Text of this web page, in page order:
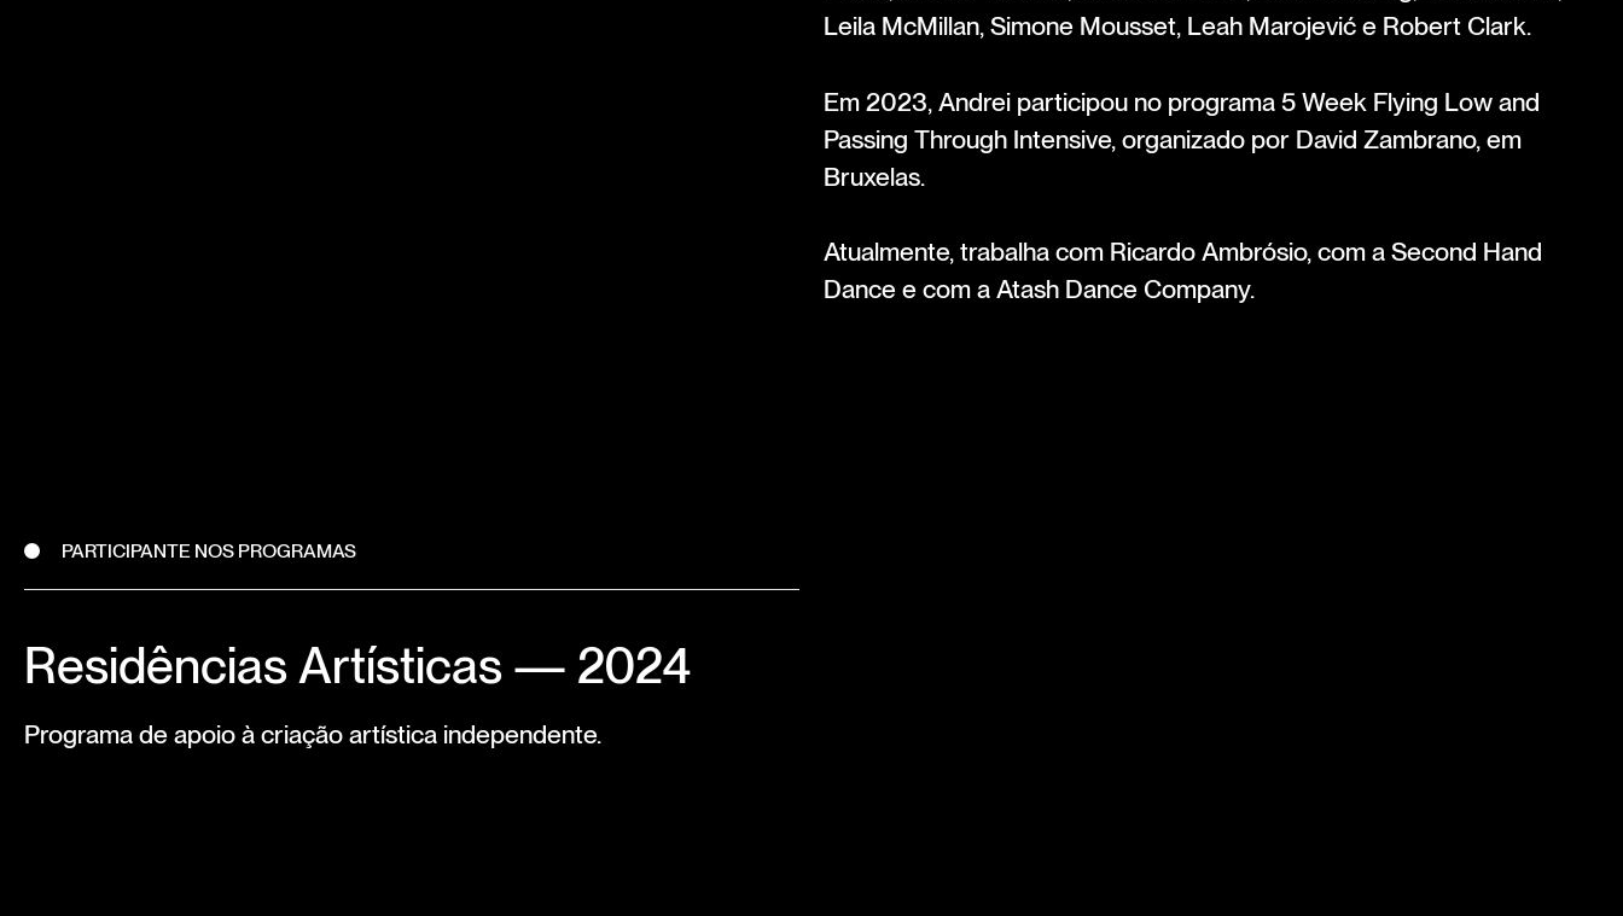
Leila McMillan, Simone Mousset, Leah Marojević e Robert Clark.
Em 2023, Andrei participou no programa 5 Week Flying Low and
Passing Through Intensive, organizado por David Zambrano, em
Bruxelas.
Atualmente, trabalha com Ricardo Ambrósio, com a Second Hand
Dance e com a Atash Dance Company.
PARTICIPANTE NOS PROGRAMAS
Residências Artísticas — 2024
Programa de apoio à criação artística independente.